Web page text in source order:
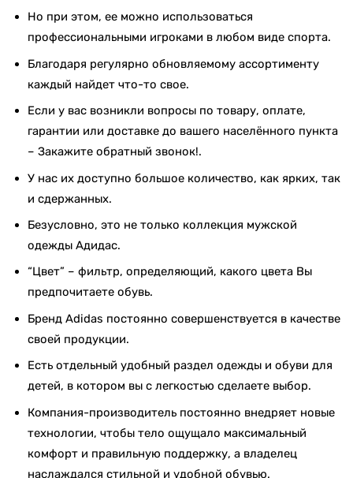
Но при этом, ее можно использоваться
профессиональными игроками в любом виде спорта.
Благодаря регулярно обновляемому ассортименту
каждый найдет что-то свое.
Если у вас возникли вопросы по товару, оплате,
гарантии или доставке до вашего населённого пункта
– Закажите обратный звонок!.
У нас их доступно большое количество, как ярких, так
и сдержанных.
Безусловно, это не только коллекция мужской
одежды Адидас.
“Цвет” – фильтр, определяющий, какого цвета Вы
предпочитаете обувь.
Бренд Adidas постоянно совершенствуется в качестве
своей продукции.
Есть отдельный удобный раздел одежды и обуви для
детей, в котором вы с легкостью сделаете выбор.
Компания-производитель постоянно внедряет новые
технологии, чтобы тело ощущало максимальный
комфорт и правильную поддержку, а владелец
наслаждался стильной и удобной обувью.